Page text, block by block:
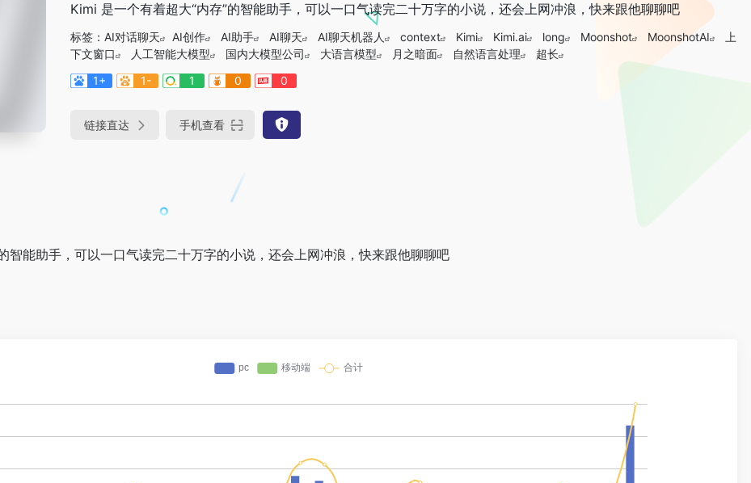
Kimi 是一个有着超大“内存”的智能助手，可以一口气读完二十万字的小说，还会上网冲浪，快来跟他聊聊吧
标签： AI对话聊天 AI创作 AI助手 AI聊天 AI聊天机器人 context Kimi Kimi.ai long Moonshot MoonshotAI
上
下文窗口
人工智能大模型 国内大模型公司 大语言模型 月之暗面 自然语言处理
超长
1+
1- 1 0 0
链接直达 手机查看
智能助手，可以一口气读完二十万字的小说，还会上网冲浪，快来跟他聊聊吧